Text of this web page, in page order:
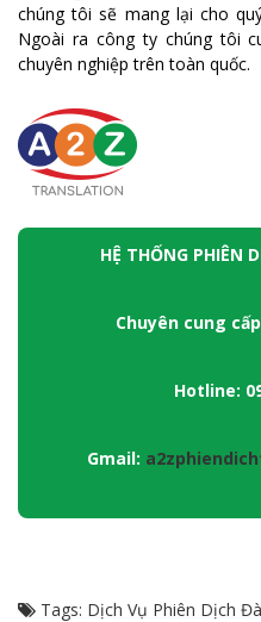
chúng tôi sẽ mang lại cho
Ngoài ra công ty chúng tôi
chuyên nghiệp trên toàn quốc.
HỆ THỐNG PHIÊN
Chuyên cung
Hotline:
Gmail:
Tags: Dịch Vụ Phiên Dịch